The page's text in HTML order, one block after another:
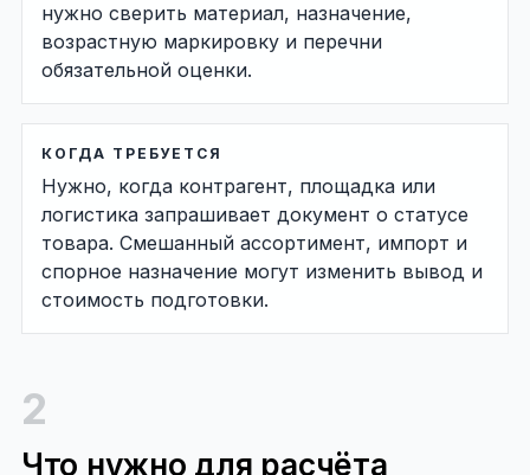
нужно сверить материал, назначение,
возрастную маркировку и перечни
обязательной оценки.
КОГДА ТРЕБУЕТСЯ
Нужно, когда контрагент, площадка или
логистика запрашивает документ о статусе
товара. Смешанный ассортимент, импорт и
спорное назначение могут изменить вывод и
стоимость подготовки.
2
Что нужно для расчёта